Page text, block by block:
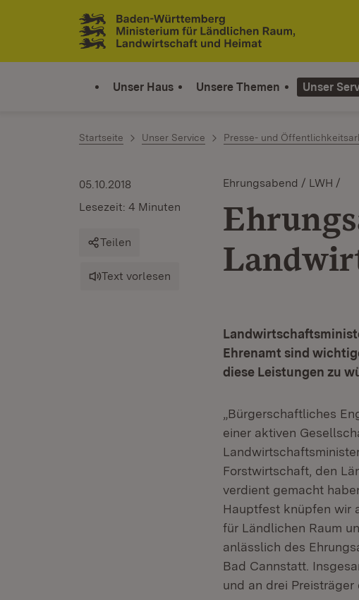
Zum Inhalt springen
Link zur Startseite
Unser Haus Unsere Themen Unser
Startseite Unser Service Presse- und
Ehrungsabend / LWH /
05.10.2018
Lesezeit: 4 Minuten
Teilen
Text vorlesen
Ehrenamt sind
diese Leistungen zu
„Bürgerschaftliches
einer aktiven
Forstwirtschaft, den
verdient gemacht
Hauptfest knüpfen wir
für Ländlichen Raum
anlässlich des
Bad Cannstatt.
und an drei Preisträger